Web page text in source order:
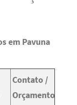
Contato /
Orçamento